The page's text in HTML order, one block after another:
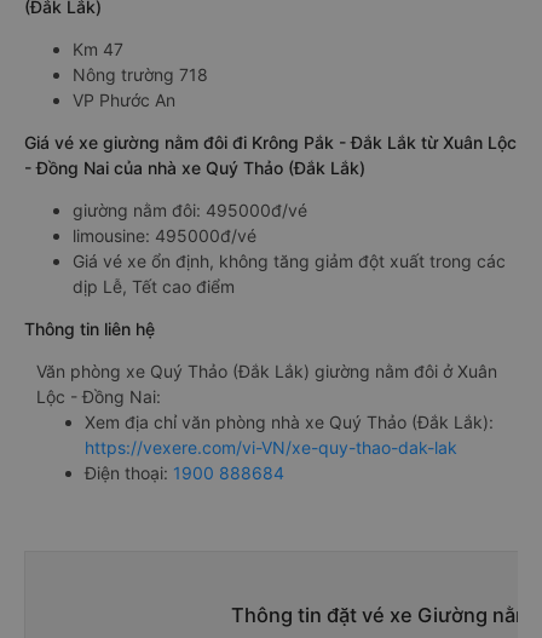
(Đắk Lắk)
Km 47
Nông trường 718
VP Phước An
Giá vé xe giường nằm đôi đi Krông Pắk - Đắk Lắk từ Xuân Lộc
- Đồng Nai của nhà xe Quý Thảo (Đắk Lắk)
giường nằm đôi: 495000đ/vé
limousine: 495000đ/vé
Giá vé xe ổn định, không tăng giảm đột xuất trong các
dịp Lễ, Tết cao điểm
Thông tin liên hệ
Văn phòng xe Quý Thảo (Đắk Lắk) giường nằm đôi ở Xuân
Lộc - Đồng Nai:
Xem địa chỉ văn phòng nhà xe Quý Thảo (Đắk Lắk):
https://vexere.com/vi-VN/xe-quy-thao-dak-lak
Điện thoại: 1900 888684
Thông tin đặt vé xe Giường nằm